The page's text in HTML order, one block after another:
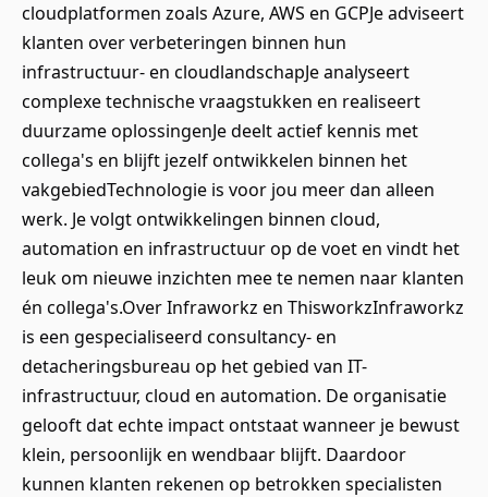
cloudplatformen zoals Azure, AWS en GCPJe adviseert
klanten over verbeteringen binnen hun
infrastructuur- en cloudlandschapJe analyseert
complexe technische vraagstukken en realiseert
duurzame oplossingenJe deelt actief kennis met
collega's en blijft jezelf ontwikkelen binnen het
vakgebiedTechnologie is voor jou meer dan alleen
werk. Je volgt ontwikkelingen binnen cloud,
automation en infrastructuur op de voet en vindt het
leuk om nieuwe inzichten mee te nemen naar klanten
én collega's.Over Infraworkz en ThisworkzInfraworkz
is een gespecialiseerd consultancy- en
detacheringsbureau op het gebied van IT-
infrastructuur, cloud en automation. De organisatie
gelooft dat echte impact ontstaat wanneer je bewust
klein, persoonlijk en wendbaar blijft. Daardoor
kunnen klanten rekenen op betrokken specialisten